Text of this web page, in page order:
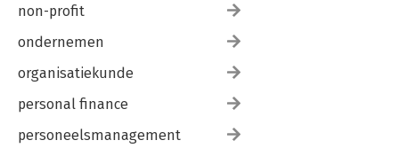
non-profit
ondernemen
organisatiekunde
personal finance
personeelsmanagement